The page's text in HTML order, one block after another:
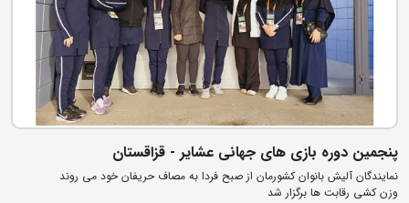
پنجمین دوره بازی های جهانی عشایر - قزاقستان
نمایندگان آلیش بانوان کشورمان از صبح فردا به مصاف حریفان خود می روند
وزن کشی رقابت ها برگزار شد